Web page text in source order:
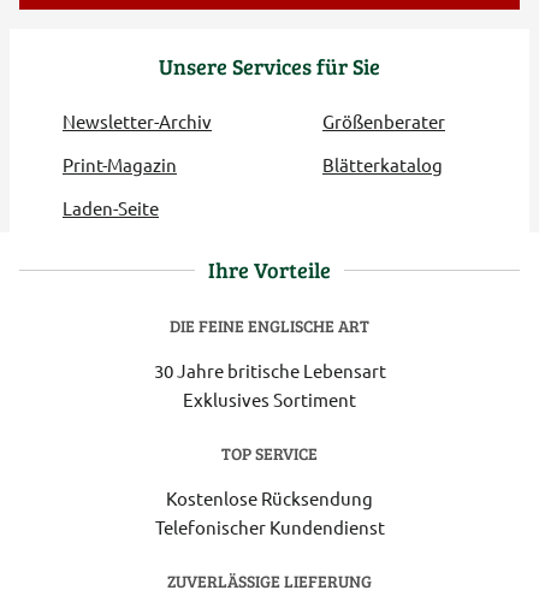
Unsere Services für Sie
Newsletter-Archiv
Größenberater
Print-Magazin
Blätterkatalog
Laden-Seite
Ihre Vorteile
DIE FEINE ENGLISCHE ART
30 Jahre britische Lebensart
Exklusives Sortiment
TOP SERVICE
Kostenlose Rücksendung
Telefonischer Kundendienst
ZUVERLÄSSIGE LIEFERUNG